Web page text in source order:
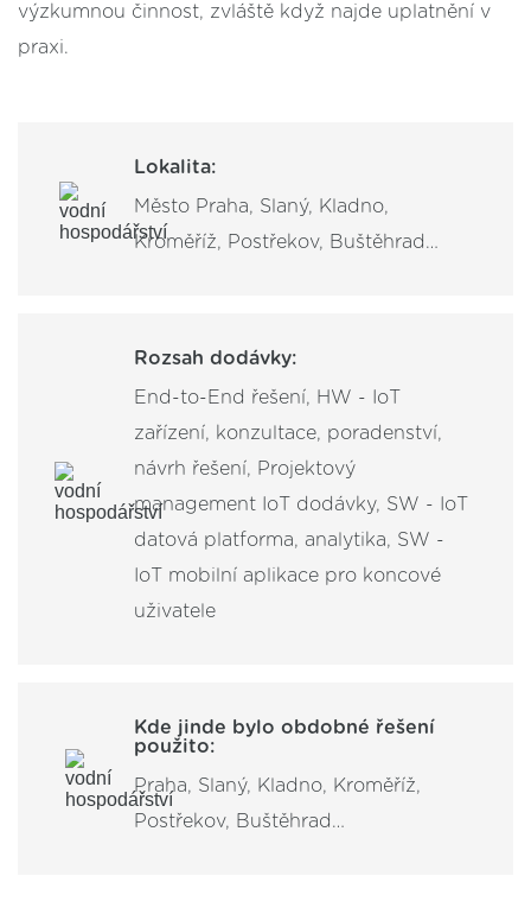
výzkumnou činnost, zvláště když najde uplatnění v
praxi.
Lokalita:
Město Praha, Slaný, Kladno,
Kroměříž, Postřekov, Buštěhrad…
Rozsah dodávky:
End-to-End řešení, HW - IoT
zařízení, konzultace, poradenství,
návrh řešení, Projektový
management IoT dodávky, SW - IoT
datová platforma, analytika, SW -
IoT mobilní aplikace pro koncové
uživatele
Kde jinde bylo obdobné řešení
použito:
Praha, Slaný, Kladno, Kroměříž,
Postřekov, Buštěhrad…